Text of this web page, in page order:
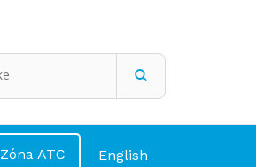
English
Zóna ATC